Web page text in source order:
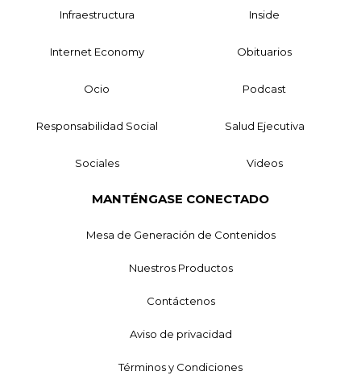
Infraestructura Inside
Internet Economy Obituarios
Ocio Podcast
Responsabilidad Social Salud Ejecutiva
Sociales Videos
MANTÉNGASE CONECTADO
Mesa de Generación de Contenidos
Nuestros Productos
Contáctenos
Aviso de privacidad
Términos y Condiciones